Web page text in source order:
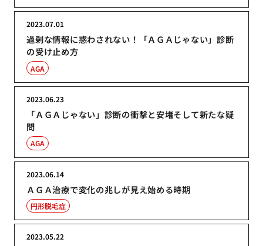
過剰な情報に惑わされない！「ＡＧＡじゃない」診断
の受け止め方
2023.07.01
AGA
「ＡＧＡじゃない」診断の衝撃と安堵そして新たな疑
問
2023.06.23
AGA
ＡＧＡ治療で変化の兆しが見え始める時期
2023.06.14
円形脱毛症
2023.05.22